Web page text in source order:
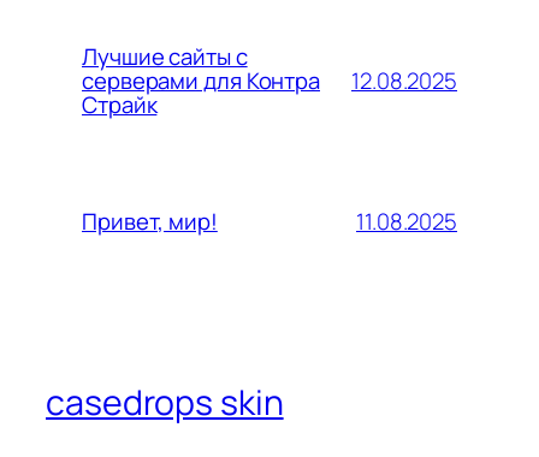
Лучшие сайты с
серверами для Контра
Страйк
12.08.2025
Привет, мир! 11.08.2025
casedrops skin